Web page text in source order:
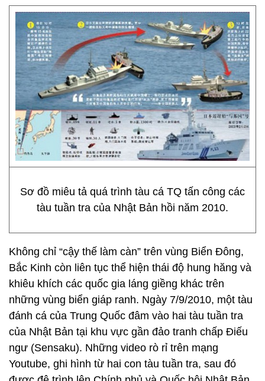
Sơ đồ miêu tả quá trình tàu cá TQ tấn công các
tàu tuần tra của Nhật Bản hồi năm 2010.
Không chỉ “cậy thế làm càn” trên vùng Biển Đông,
Bắc Kinh còn liên tục thể hiện thái độ hung hăng và
khiêu khích các quốc gia láng giềng khác trên
những vùng biển giáp ranh. Ngày 7/9/2010, một tàu
đánh cá của Trung Quốc đâm vào hai tàu tuần tra
của Nhật Bản tại khu vực gần đảo tranh chấp Điếu
ngư (Sensaku). Những video rò rỉ trên mạng
Youtube, ghi hình từ hai con tàu tuần tra, sau đó